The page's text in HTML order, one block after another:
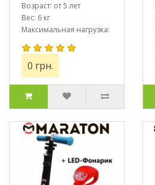
(2020)
Возраст: от 5 лет
Вес: 6 кг
Максимальная нагрузка:
до 100 кг
0 грн.